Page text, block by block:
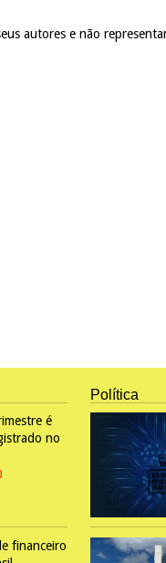
autores e não
é
no
financeiro
Política